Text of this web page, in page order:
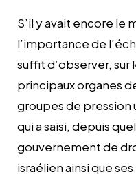
S’il y avait encore le
l’importance de
suffit d’observer,
principaux organes
groupes de pression
qui a saisi, depuis
gouvernement de
israélien ainsi que